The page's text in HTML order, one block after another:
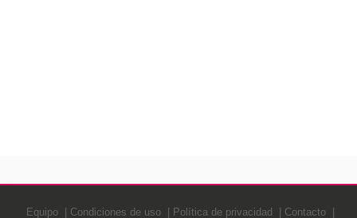
Equipo Condiciones de uso Política de privacidad Contacto